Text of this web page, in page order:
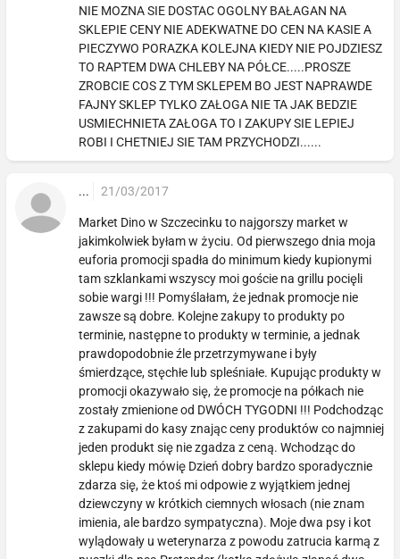
NIE MOZNA SIE DOSTAC OGOLNY BAŁAGAN NA
SKLEPIE CENY NIE ADEKWATNE DO CEN NA KASIE A
PIECZYWO PORAZKA KOLEJNA KIEDY NIE POJDZIESZ
TO RAPTEM DWA CHLEBY NA PÓŁCE.....PROSZE
ZROBCIE COS Z TYM SKLEPEM BO JEST NAPRAWDE
FAJNY SKLEP TYLKO ZAŁOGA NIE TA JAK BEDZIE
USMIECHNIETA ZAŁOGA TO I ZAKUPY SIE LEPIEJ
ROBI I CHETNIEJ SIE TAM PRZYCHODZI......
... 21/03/2017
Market Dino w Szczecinku to najgorszy market w
jakimkolwiek byłam w życiu. Od pierwszego dnia moja
euforia promocji spadła do minimum kiedy kupionymi
tam szklankami wszyscy moi goście na grillu pocięli
sobie wargi !!! Pomyślałam, że jednak promocje nie
zawsze są dobre. Kolejne zakupy to produkty po
terminie, następne to produkty w terminie, a jednak
prawdopodobnie źle przetrzymywane i były
śmierdzące, stęchłe lub spleśniałe. Kupując produkty w
promocji okazywało się, że promocje na półkach nie
zostały zmienione od DWÓCH TYGODNI !!! Podchodząc
z zakupami do kasy znając ceny produktów co najmniej
jeden produkt się nie zgadza z ceną. Wchodząc do
sklepu kiedy mówię Dzień dobry bardzo sporadycznie
zdarza się, że ktoś mi odpowie z wyjątkiem jednej
dziewczyny w krótkich ciemnych włosach (nie znam
imienia, ale bardzo sympatyczna). Moje dwa psy i kot
wylądowały u weterynarza z powodu zatrucia karmą z